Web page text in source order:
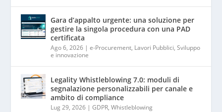
Gara d’appalto urgente: una soluzione per
gestire la singola procedura con una PAD
certificata
Ago 6, 2026 |e-Procurement, Lavori Pubblici,Sviluppo
e innovazione
Legality Whistleblowing 7.0: moduli di
segnalazione personalizzabili per canale e
ambito di compliance
Lug 29, 2026 |GDPR,Whistleblowing